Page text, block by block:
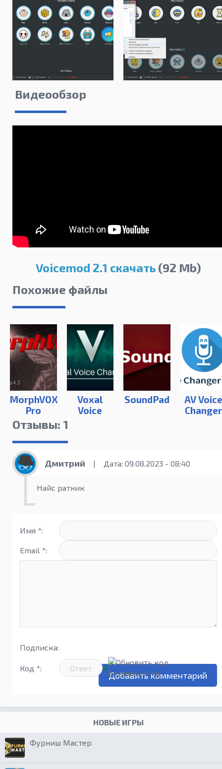
Видеообзор
Voicemod 2.1 скачать (92 Mb)
Похожие файлы
MorphVOX
Pro
Voxal
Voice
SoundPad
AV
Changer
Отзывы: 1
Дмитрий | Дата: 09.08.2023 - 08:40
Найс ратник
Имя *:
Email *:
Подписка:
Код *:
НОВЫЕ ИГРЫ
Фурниш Мастер